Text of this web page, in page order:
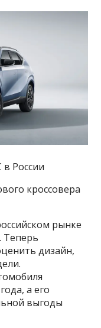
в России
кроссовера
рынке
Теперь
дизайн,
а его
выгоды